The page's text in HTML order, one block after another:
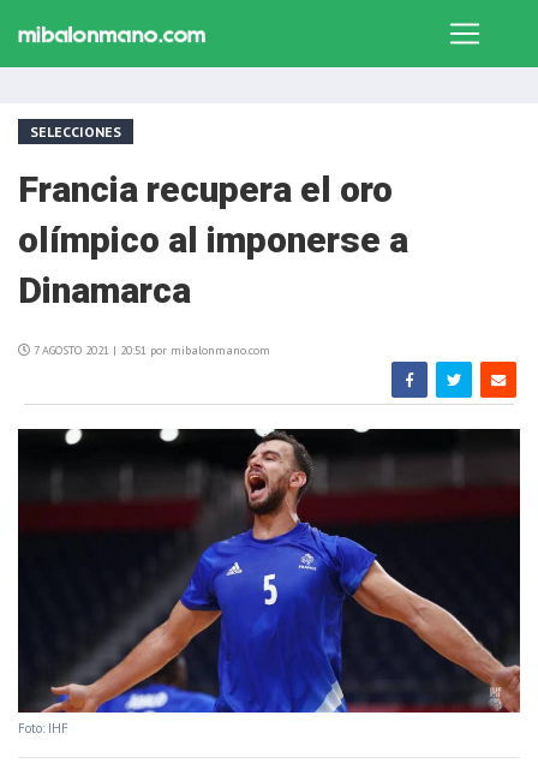
SELECCIONES
Francia recupera el oro
olímpico al imponerse a
Dinamarca
7 AGOSTO 2021 | 20:51 por mibalonmano.com
Foto: IHF